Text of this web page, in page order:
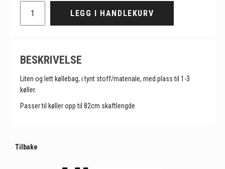
LEGG I HANDLEKURV
BESKRIVELSE
Liten og lett køllebag, i tynt stoff/materiale, med plass til 1-3
køller.
Passer til køller opp til 82cm skaftlengde
Tilbake